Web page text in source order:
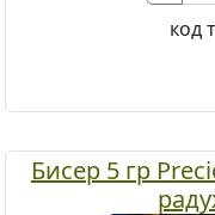
код
Бисер 5 гр